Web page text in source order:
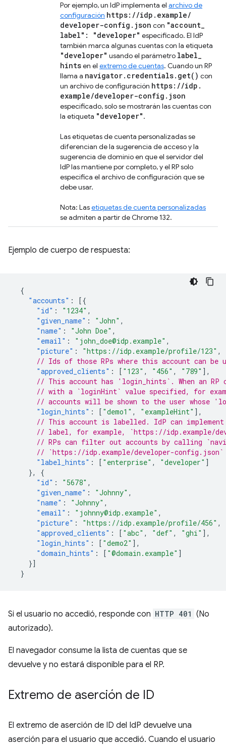
Por ejemplo, un IdP implementa el archivo de
configuración https: //idp . example/
developer-config . json con "account_
label": "developer" especificado. El IdP
también marca algunas cuentas con la etiqueta
"developer" usando el parámetro label_
hintsen el extremo de cuentas. Cuando un RP
llama a navigator. credentials. get( ) con
un archivo de configuración https: //idp .
example/developer-config . json
especificado, solo se mostrarán las cuentas con
la etiqueta "developer".
Las etiquetas de cuenta personalizadas se
diferencian de la sugerencia de acceso y la
sugerencia de dominio en que el servidor del
IdP las mantiene por completo, y el RP solo
especifica el archivo de configuración que se
debe usar.
Nota: Lasetiquetas de cuenta personalizadas
se admiten a partir de Chrome 132.
Ejemplo de cuerpo de respuesta:
{
"accounts" :
[{
"id" : "1234" ,
"given_name" : "John" ,
"name" : "John Doe" ,
"email" : "john_doe@idp.example" ,
"picture" : "https://idp.example/profile/123" ,
// Ids of those RPs where this account can be
"approved_clients" : [ "123" , "456" , "789" ],
// This account has 'login_hints`. When an
// with a `loginHint` value specified, for
// accounts will be shown to the user whose
"login_hints" : [ "demo1" , "exampleHint" ],
// This account is labelled. IdP can
// label, for example, `https://idp.example/
// RPs can filter out accounts by calling
// `https://idp.example/developer-
"label_hints" : [ "enterprise" , "developer" ]
},
{
"id" : "5678" ,
"given_name" : "Johnny" ,
"name" : "Johnny" ,
"email" : "johnny@idp.example" ,
"picture" : "https://idp.example/profile/456" ,
"approved_clients" : [ "abc" , "def" , "ghi" ],
"login_hints" : [ "demo2" ],
"domain_hints" : [ "@domain.example" ]
}]
}
Si el usuario no accedió, responde con HTTP 401 (No
autorizado).
El navegador consume la lista de cuentas que se
devuelve y no estará disponible para el RP.
Extremo de aserción de ID
El extremo de aserción de ID del IdP devuelve una
aserción para el usuario que accedió. Cuando el usuario